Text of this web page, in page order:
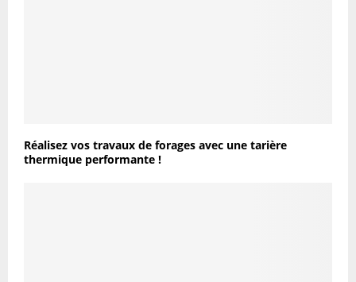
Réalisez vos travaux de forages avec une tarière
thermique performante !